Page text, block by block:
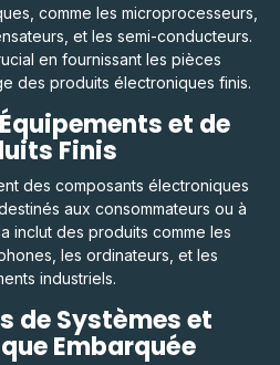
comme les microprocesseurs,
et les semi-conducteurs.
en fournissant les pièces
des produits électroniques finis.
et de
Finis
des composants électroniques
aux consommateurs ou à
inclut des produits comme les
les ordinateurs, et les
industriels.
de Systèmes et
Embarquée